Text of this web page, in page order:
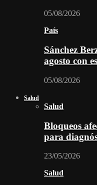
05/08/2026
País
Sánchez
agosto con
05/08/2026
Salud
Salud
Bloqueos
para
23/05/2026
Salud